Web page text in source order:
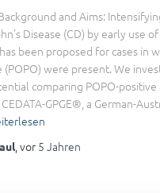
and Aims:
Disease (CD) by early use
been proposed for cases in
(POPO) were present. We
comparing POPO-positive
GPGE®, a German-
, vor 5 Jahren